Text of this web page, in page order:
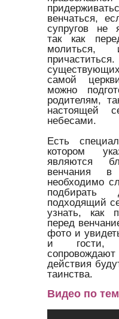
венчаться,
супругов не
так как
молиться,
самой
можно
родителям,
настоящей
небесами.
Есть
котором
являются
венчания
необходимо
подходящий
узнать, как
перед
фото и
и гости,
действия
таинства.
Видео по